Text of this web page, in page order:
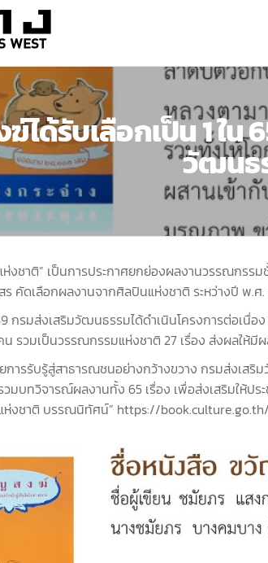
พิมพ์
คมบาง
meets
west
ได้รับเลือกเป็น 1 ใน
วัฒนธ
งชาติ” เป็นการประกาศยกย่องผลงานวรรณกรร
คัดเลือกผลงานจากศิลปินแห่งชาติ ระหว่างปี พ.ศ.
กรมส่งเสริมวัฒนธรรมได้ดำเนินโครงการต่อเนื่
น รวมเป็นวรรณกรรมแห่งชาติ 27 เรื่อง ส่งผลให้
การรับรู้สู่สาธารณชนอย่างกว้างขวาง กรมส่งเส
มบทวิจารณ์ผลงานทั้ง 65 เรื่อง เพื่อส่งเสริมให้ป
ห่งชาติ บรรณนิทัศน์” https://